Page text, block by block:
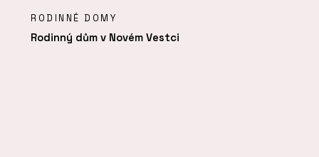
RODINNÉ DOMY
Rodinný dům v Novém Vestci